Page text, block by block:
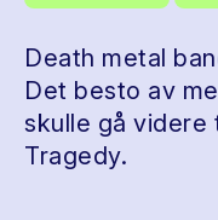
Death metal
Det besto av
skulle gå videre
Tragedy.